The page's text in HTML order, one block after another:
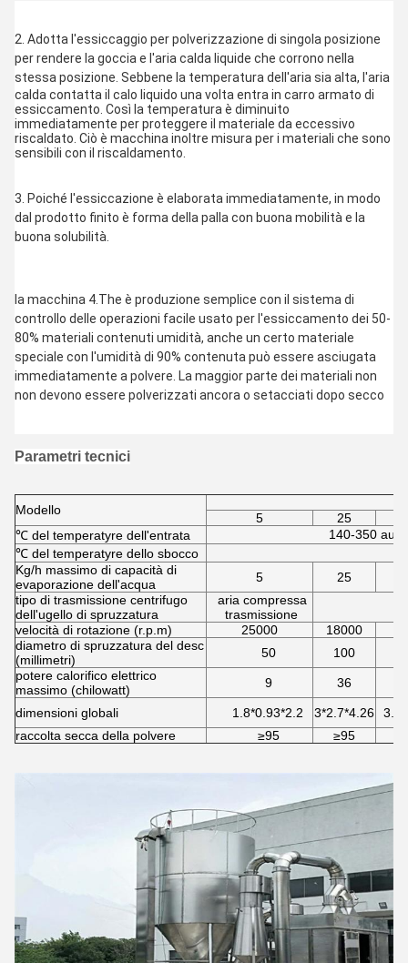
2. Adotta l'essiccaggio per polverizzazione di singola posizione
per rendere la goccia e l'aria calda liquide che corrono nella
stessa posizione. Sebbene la temperatura dell'aria sia alta, l'aria
calda contatta il calo liquido una volta entra in carro armato di
essiccamento. Così la temperatura è diminuito
immediatamente per proteggere il materiale da eccessivo
riscaldato. Ciò è macchina inoltre misura per i materiali che sono
sensibili con il riscaldamento.
3. Poiché l'essiccazione è elaborata immediatamente, in modo
dal prodotto finito è forma della palla con buona mobilità e la
buona solubilità.
la macchina 4.The è produzione semplice con il sistema di
controllo delle operazioni facile usato per l'essiccamento dei 50-
80% materiali contenuti umidità, anche un certo materiale
speciale con l'umidità di 90% contenuta può essere asciugata
immediatamente a polvere. La maggior parte dei materiali non
non devono essere polverizzati ancora o setacciati dopo secco
Parametri tecnici
Modello
5 25
℃ del temperatyre dell'entrata
140-350
℃ del temperatyre dello sbocco
Kg/h massimo di capacità di
evaporazione dell'acqua
5 25
tipo di trasmissione centrifugo
dell'ugello di spruzzatura
aria compressa
trasmissione
velocità di rotazione (r.p.m)
25000 18000
diametro di spruzzatura del desc
(millimetri)
50 100
potere calorifico elettrico
massimo (chilowatt)
9 36
dimensioni globali 1.8*0.93*2.2 3*2.7*4.26
raccolta secca della polvere
≥95 ≥95